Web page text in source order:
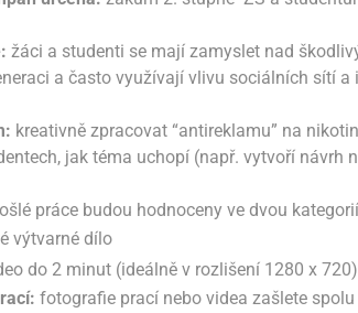
žáci a studenti se mají zamyslet nad
a často využívají vlivu sociálních sítí a
kreativně zpracovat “antireklamu” na
jak téma uchopí (např. vytvoří návrh
práce budou hodnoceny ve dvou
výtvarné dílo
do 2 minut (ideálně v rozlišení 1280 x 720)
fotografie prací nebo videa zašlete